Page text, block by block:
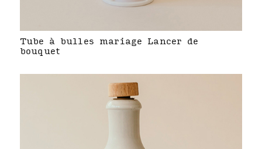
Tube à bulles mariage Lancer de
bouquet